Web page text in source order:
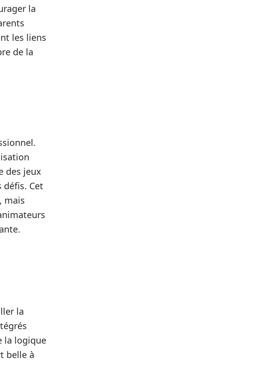
la
les liens
de la
des jeux
Cet
mais
la
la logique
belle à